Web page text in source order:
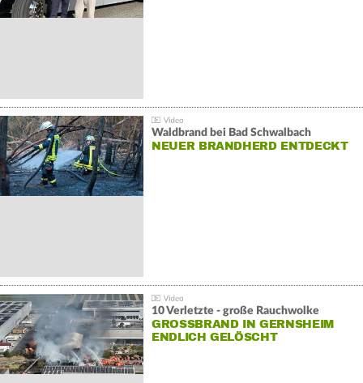
Waldbrand bei Bad Schwalbach
NEUER BRANDHERD ENTDECKT
10 Verletzte - große Rauchwolke
GROSSBRAND IN GERNSHEIM E
NDLICH GELÖSCHT